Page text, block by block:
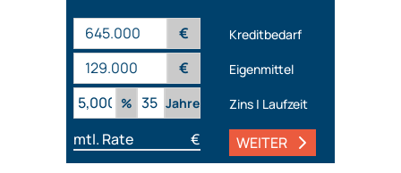
€ Kreditbedarf
€
Eigenmittel
%
Jahre Zins | Laufzeit
mtl. Rate € WEITER